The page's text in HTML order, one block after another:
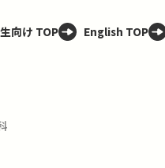
向け TOP English TOP